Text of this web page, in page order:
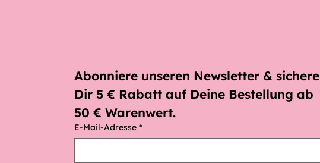
Abonniere unseren Newsletter & sichere
Dir 5 € Rabatt auf Deine Bestellung ab
50 € Warenwert.
E-Mail-Adresse *